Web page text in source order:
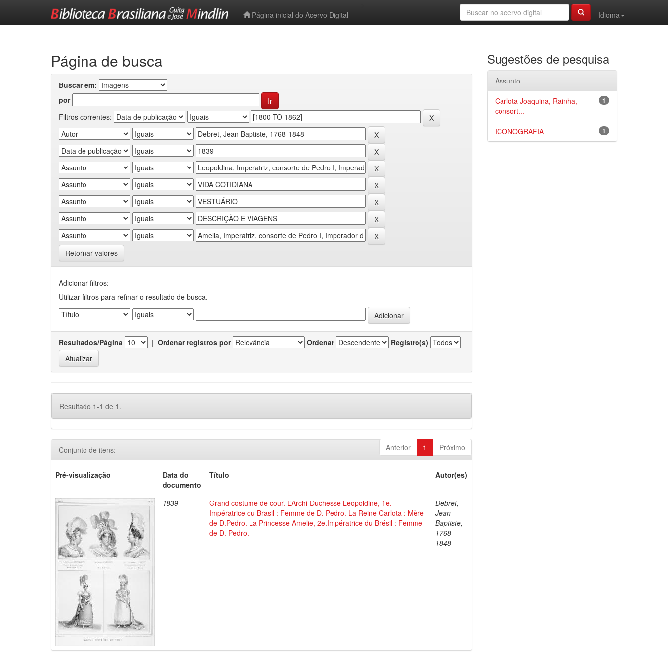
Página inicial do Acervo Digital
Idioma
Página de busca
Buscar em:
por
Filtros correntes:
Retornar valores
Adicionar filtros:
Utilizar filtros para refinar o resultado de busca.
Resultados/Página | Ordenar registros por Ordenar Registro(s)
Resultado 1-1 de 1.
Anterior 1 Próximo
Conjunto de itens:
Pré-visualização
Data do
documento
Título Autor(es)
1839
Grand costume de cour. L’Archi-Duchesse Leopoldine, 1e.
Impératrice du Brasil : Femme de D. Pedro. La Reine Carlota : Mère
de D.Pedro. La Princesse Amelie, 2e.Impératrice du Brésil : Femme
de D. Pedro.
Debret,
Jean
Baptiste,
1768-
1848
Sugestões de pesquisa
Assunto
1
Carlota Joaquina, Rainha,
consort...
1
ICONOGRAFIA